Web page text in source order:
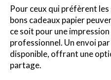
Pour ceux qui préfèrent
bons cadeaux papier
ce soit pour une
professionnel. Un envoi
disponible, offrant une
partage.